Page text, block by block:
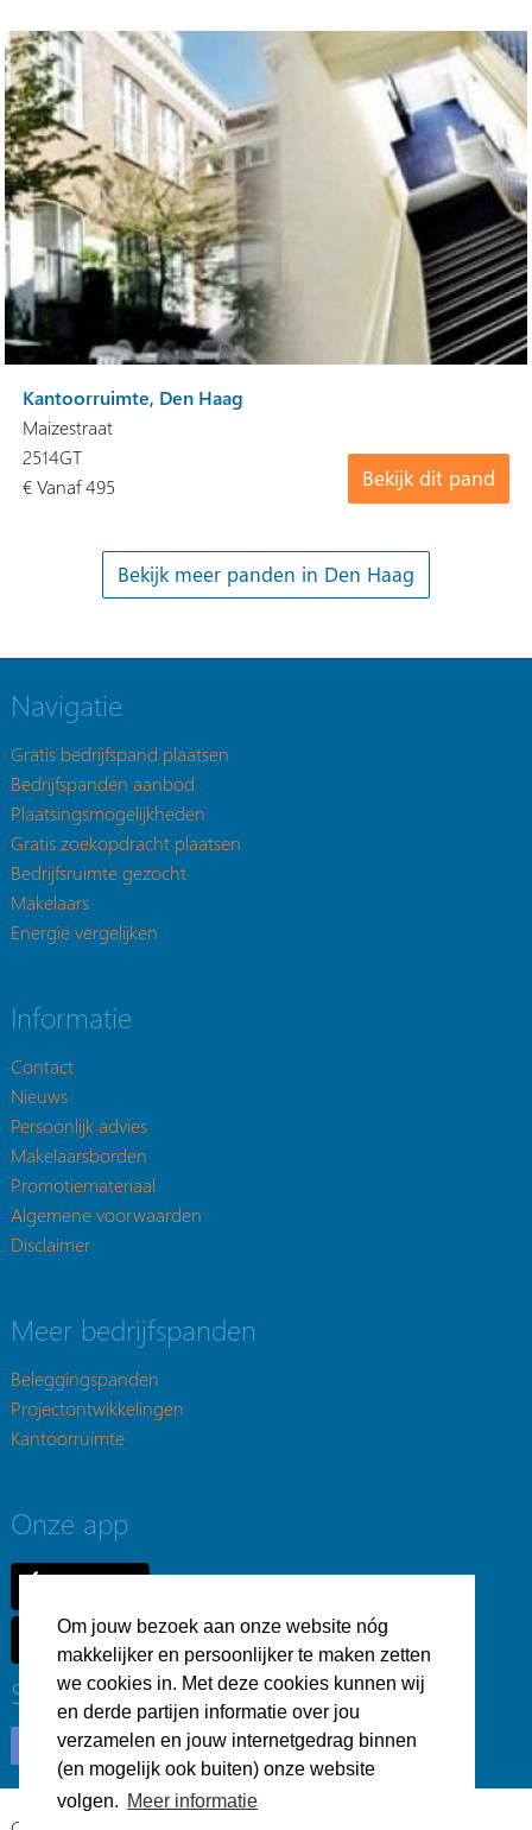
Om jouw bezoek aan onze website nóg
makkelijker en persoonlijker te maken zetten
we cookies in. Met deze cookies kunnen wij
en derde partijen informatie over jou
verzamelen en jouw internetgedrag binnen
(en mogelijk ook buiten) onze website
volgen. Meer informatie
Kantoorruimte, Den Haag
Maizestraat
Bekijk dit pand
2514GT
€ Vanaf 495
Navigatie
Gratis bedrijfspand plaatsen
Bedrijfspanden aanbod
Plaatsingsmogelijkheden
Gratis zoekopdracht plaatsen
Bedrijfsruimte gezocht
Makelaars
Energie vergelijken
Informatie
Contact
Nieuws
Persoonlijk advies
Makelaarsborden
Promotiemateriaal
Algemene voorwaarden
Disclaimer
Meer bedrijfspanden
Beleggingspanden
Projectontwikkelingen
Kantoorruimte
Onze app
Social